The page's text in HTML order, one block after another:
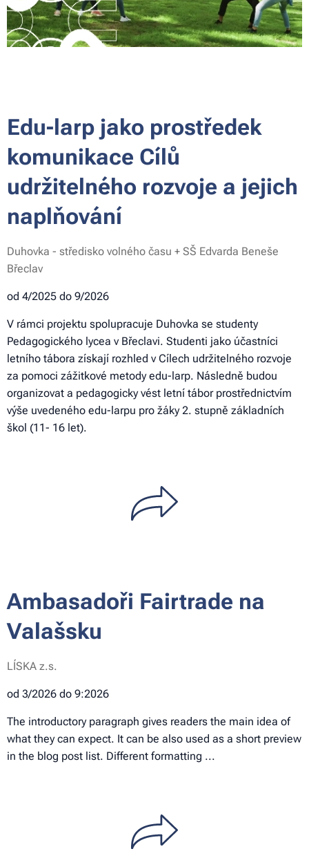
Edu-larp jako prostředek
komunikace Cílů
udržitelného rozvoje a jejich
naplňování
Duhovka - středisko volného času + SŠ Edvarda Beneše
Břeclav
od 4/2025 do 9/2026
V rámci projektu spolupracuje Duhovka se studenty
Pedagogického lycea v Břeclavi. Studenti jako účastníci
letního tábora získají rozhled v Cílech udržitelného rozvoje
za pomoci zážitkové metody edu-larp. Následně budou
organizovat a pedagogicky vést letní tábor prostřednictvím
výše uvedeného edu-larpu pro žáky 2. stupně základních
škol (11- 16 let).
Ambasadoři Fairtrade na
Valašsku
LÍSKA z.s.
od 3/2026 do 9:2026
The introductory paragraph gives readers the main idea of
what they can expect. It can be also used as a short preview
in the blog post list. Different formatting ...